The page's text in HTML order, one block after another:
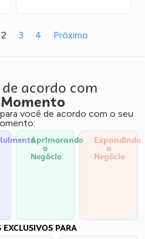
2 3 4 Próximo
acordo com
você de acordo com o seu
Aprimorando
o
Negócio
Expandindo
o
Negócio
EXCLUSIVOS PARA